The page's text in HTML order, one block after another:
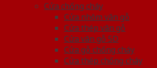
Cửa chống cháy
Cửa nhôm vân gỗ
Cửa thép vân gỗ
Cửa vân gỗ 5D
Cửa gỗ chống cháy
Cửa thép chống cháy